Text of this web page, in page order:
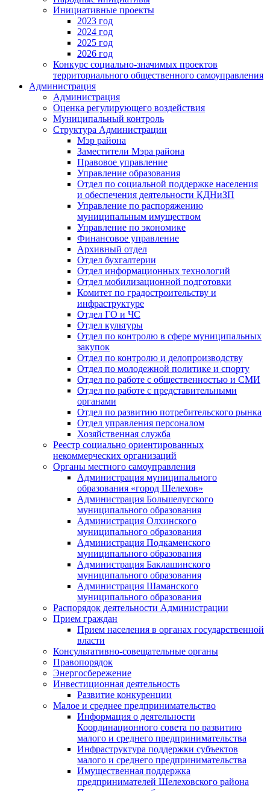
Инициативные проекты
2023 год
2024 год
2025 год
2026 год
Конкурс социально-значимых проектов
территориального общественного самоуправления
Администрация
Администрация
Оценка регулирующего воздействия
Муниципальный контроль
Структура Администрации
Мэр района
Заместители Мэра района
Правовое управление
Управление образования
Отдел по социальной поддержке населения
и обеспечения деятельности КДНиЗП
Управление по распоряжению
муниципальным имуществом
Управление по экономике
Финансовое управление
Архивный отдел
Отдел бухгалтерии
Отдел информационных технологий
Отдел мобилизационной подготовки
Комитет по градостроительству и
инфраструктуре
Отдел ГО и ЧС
Отдел культуры
Отдел по контролю в сфере муниципальных
закупок
Отдел по контролю и делопроизводству
Отдел по молодежной политике и спорту
Отдел по работе с общественностью и СМИ
Отдел по работе с представительными
органами
Отдел по развитию потребительского рынка
Отдел управления персоналом
Хозяйственная служба
Реестр социально ориентированных
некоммерческих организаций
Органы местного самоуправления
Администрация муниципального
образования «город Шелехов»
Администрация Большелугского
муниципального образования
Администрация Олхинского
муниципального образования
Администрация Подкаменского
муниципального образования
Администрация Баклашинского
муниципального образования
Администрация Шаманского
муниципального образования
Распорядок деятельности Администрации
Прием граждан
Прием населения в органах государственной
власти
Консультативно-совещательные органы
Правопорядок
Энергосбережение
Инвестиционная деятельность
Развитие конкуренции
Малое и среднее предпринимательство
Информация о деятельности
Координационного совета по развитию
малого и среднего предпринимательства
Инфраструктура поддержки субъектов
малого и среднего предпринимательства
Имущественная поддержка
предпринимателей Шелеховского района